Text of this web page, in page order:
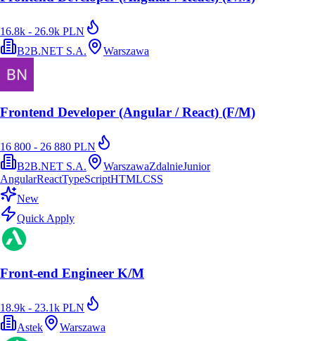
16.8k - 26.9k PLN
B2B.NET S.A.
Warszawa
Frontend Developer (Angular / React) (F/M)
16 800 - 26 880 PLN
B2B.NET S.A.
WarszawaZdalnieJunior
AngularReactTypeScriptHTMLCSS
New
Quick Apply
Front-end Engineer K/M
18.9k - 23.1k PLN
Astek
Warszawa